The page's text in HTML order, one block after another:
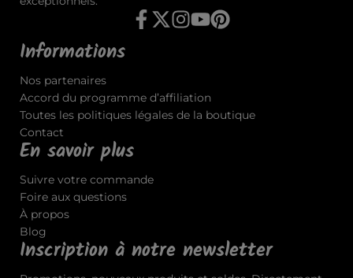
Informations
Nos partenaires
Accord du programme d’affiliation
Toutes les politiques légales de la boutique
Contact
En savoir plus
Suivre votre commande
Foire aux questions
À propos
Blog
Inscription à notre newsletter